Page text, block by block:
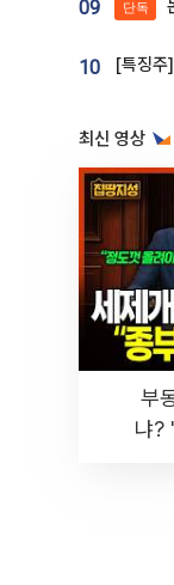
09 단독
10
최신 영상
부
냐?